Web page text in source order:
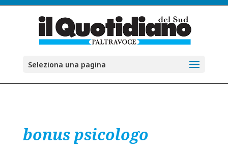
Seleziona una pagina
bonus psicologo